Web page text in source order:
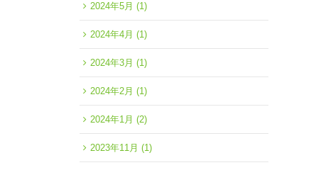
2024年5月 (1)
2024年4月 (1)
2024年3月 (1)
2024年2月 (1)
2024年1月 (2)
2023年11月 (1)